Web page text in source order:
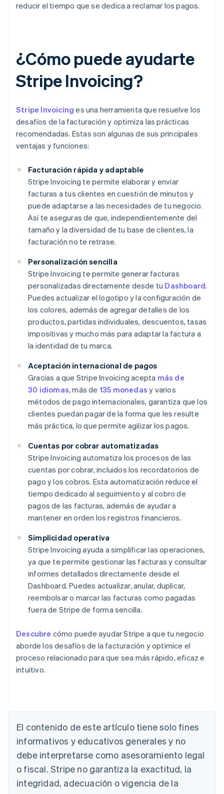
reducir el tiempo que se dedica a reclamar los pagos.
¿Cómo puede ayudarte
Stripe Invoicing?
Stripe Invoicing es una herramienta que resuelve los
desafíos de la facturación y optimiza las prácticas
recomendadas. Estas son algunas de sus principales
ventajas y funciones:
Facturación rápida y adaptable
Stripe Invoicing te permite elaborar y enviar
facturas a tus clientes en cuestión de minutos y
puede adaptarse a las necesidades de tu negocio.
Así te aseguras de que, independientemente del
tamaño y la diversidad de tu base de clientes, la
facturación no te retrase.
Personalización sencilla
Stripe Invoicing te permite generar facturas
personalizadas directamente desde tu Dashboard.
Puedes actualizar el logotipo y la configuración de
los colores, además de agregar detalles de los
productos, partidas individuales, descuentos, tasas
impositivas y mucho más para adaptar la factura a
la identidad de tu marca.
Aceptación internacional de pagos
Gracias a que Stripe Invoicing acepta más de
30 idiomas, más de 135 monedasy varios
métodos de pago internacionales, garantiza que los
clientes puedan pagar de la forma que les resulte
más práctica, lo que permite agilizar los pagos.
Cuentas por cobrar automatizadas
Stripe Invoicing automatiza los procesos de las
cuentas por cobrar, incluidos los recordatorios de
pago y los cobros. Esta automatización reduce el
tiempo dedicado al seguimiento y al cobro de
pagos de las facturas, además de ayudar a
mantener en orden los registros financieros.
Simplicidad operativa
Stripe Invoicing ayuda a simplificar las operaciones,
ya que te permite gestionar las facturas y consultar
informes detallados directamente desde el
Dashboard. Puedes actualizar, anular, duplicar,
reembolsar o marcar las facturas como pagadas
fuera de Stripe de forma sencilla.
Descubre cómo puede ayudar Stripe a que tu negocio
aborde los desafíos de la facturación y optimice el
proceso relacionado para que sea más rápido, eficaz e
intuitivo.
El contenido de este artículo tiene solo fines
informativos y educativos generales y no
debe interpretarse como asesoramiento legal
o fiscal. Stripe no garantiza la exactitud, la
integridad, adecuación o vigencia de la
Australia
Austria
DeutschEnglish
Bélgica
Nederlands Français Deutsch English
Brasil
Português English
Bulgaria